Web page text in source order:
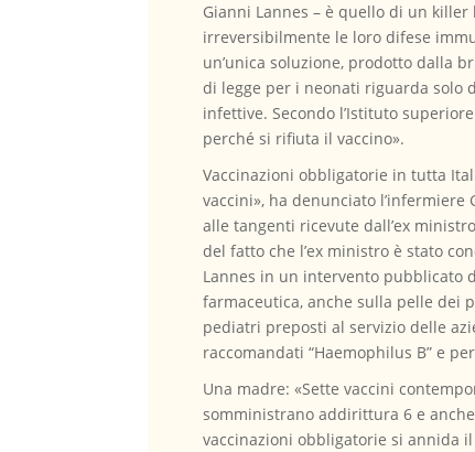
Gianni Lannes – è quello di un
irreversibilmente le loro difese
un’unica soluzione, prodotto dalla
di legge per i neonati riguarda solo
infettive. Secondo l’Istituto
perché si rifiuta il vaccino».
Vaccinazioni obbligatorie in tutta
vaccini», ha denunciato l’infermiere
alle tangenti ricevute dall’ex
del fatto che l’ex ministro è stato
Lannes in un intervento pubblicato
farmaceutica, anche sulla pelle dei
pediatri preposti al servizio delle
raccomandati “Haemophilus B” e
Una madre: «Sette vaccini
somministrano addirittura 6 e
vaccinazioni obbligatorie si annida